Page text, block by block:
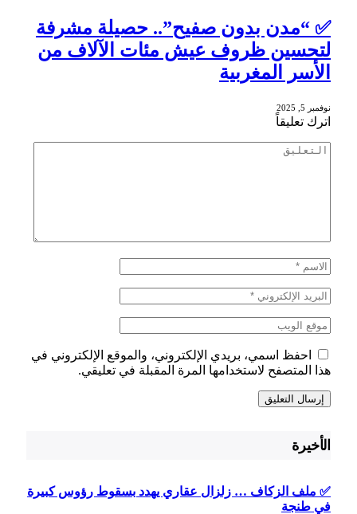
✅ “مدن بدون صفيح”.. حصيلة مشرفة
لتحسين ظروف عيش مئات الآلاف من
الأسر المغربية
نوفمبر 5, 2025
اترك تعليقاً
احفظ اسمي، بريدي الإلكتروني، والموقع الإلكتروني في
هذا المتصفح لاستخدامها المرة المقبلة في تعليقي.
الأخيرة
✅ ملف الزكاف … زلزال عقاري يهدد بسقوط رؤوس كبيرة
في طنجة